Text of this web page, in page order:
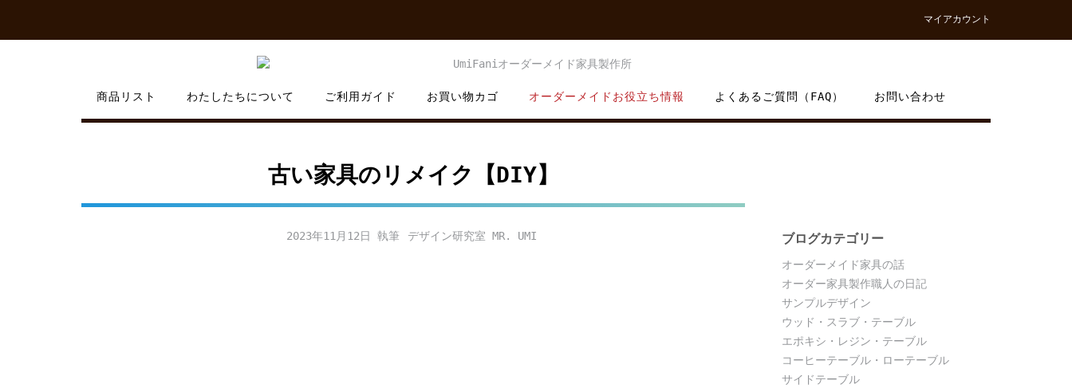
content
マイアカウント
商品リスト わたしたちについて ご利用ガイド お買い物カゴ オーダーメイドお役立ち情報 よくあるご質問（FAQ） お問い合わせ
古い家具のリメイク【DIY】
2023年11月12日 デザイン研究室 MR. UMI ブログカテゴリー
オーダーメイド家具の話
オーダー家具製作職人の日記
サンプルデザイン
ウッド・スラブ・テーブル
エポキシ・レジン・テーブル
コーヒーテーブル・ローテーブル
サイドテーブル